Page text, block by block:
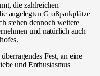
die zahlreichen
angelegten Großparkplätze
stehen dennoch weitere
und natürlich auch
Fest, an eine
und Enthusiasmus